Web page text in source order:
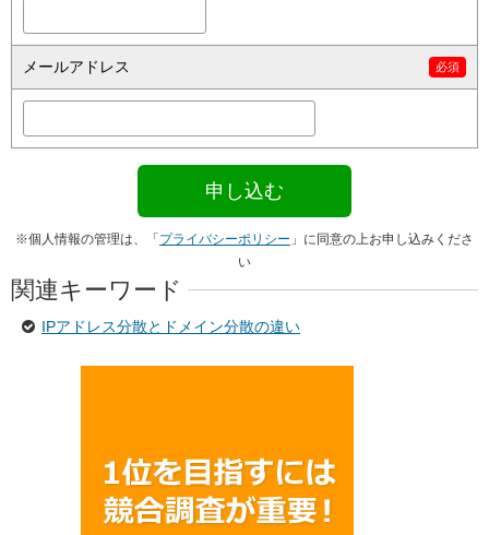
メールアドレス
※個人情報の管理は、「プライバシーポリシー 」に同意の上お申し込みくださ
い
関連キーワード
IPアドレス分散とドメイン分散の違い